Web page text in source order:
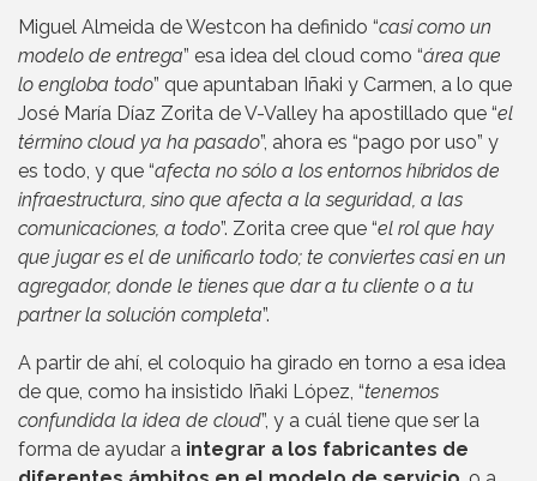
Miguel Almeida de Westcon ha definido “casi como un
modelo de entrega” esa idea del cloud como “área que
lo engloba todo” que apuntaban Iñaki y Carmen, a lo que
José María Díaz Zorita de V-Valley ha apostillado que “el
término cloud ya ha pasado”, ahora es “pago por uso” y
es todo, y que “afecta no sólo a los entornos híbridos de
infraestructura, sino que afecta a la seguridad, a las
comunicaciones, a todo”. Zorita cree que “el rol que hay
que jugar es el de unificarlo todo; te conviertes casi en un
agregador, donde le tienes que dar a tu cliente o a tu
partner la solución completa”.
A partir de ahí, el coloquio ha girado en torno a esa idea
de que, como ha insistido Iñaki López, “tenemos
confundida la idea de cloud”, y a cuál tiene que ser la
forma de ayudar a integrar a los fabricantes de